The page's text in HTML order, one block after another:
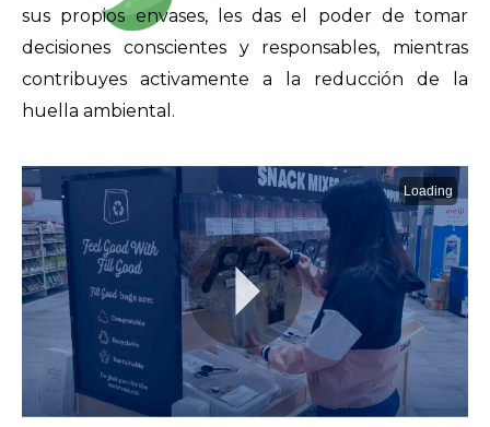
sus propios envases, les das el poder de tomar
decisiones conscientes y responsables, mientras
contribuyes activamente a la reducción de la
huella ambiental.
P
Loading